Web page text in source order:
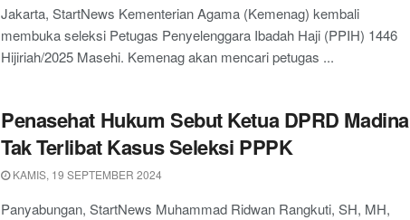
Jakarta, StartNews Kementerian Agama (Kemenag) kembali
membuka seleksi Petugas Penyelenggara Ibadah Haji (PPIH) 1446
Hijiriah/2025 Masehi. Kemenag akan mencari petugas ...
Penasehat Hukum Sebut Ketua DPRD Madina
Tak Terlibat Kasus Seleksi PPPK
KAMIS, 19 SEPTEMBER 2024
Panyabungan, StartNews Muhammad Ridwan Rangkuti, SH, MH,